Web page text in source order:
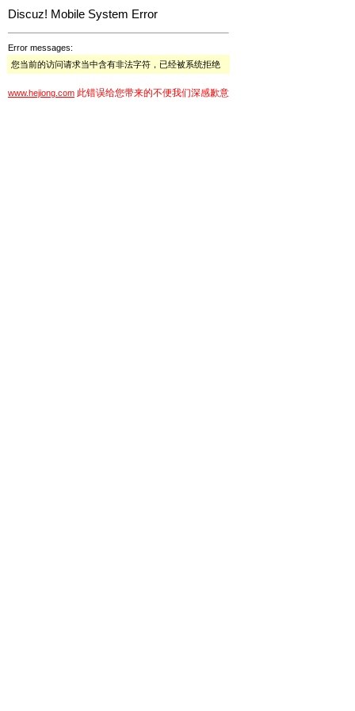
Discuz! Mobile System Error
Error messages:
您当前的访问请求当中含有非法字符，已经被系统拒绝
www.hejiong.com 此错误给您带来的不便我们深感歉意